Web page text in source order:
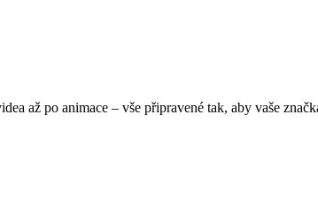
až po animace – vše připravené tak, aby vaše